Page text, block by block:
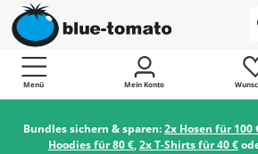
Menü Mein Konto
Bundles sichern & sparen:2x Hosen für 100
Hoodies für 80 €,2x T-Shirts für 40 €